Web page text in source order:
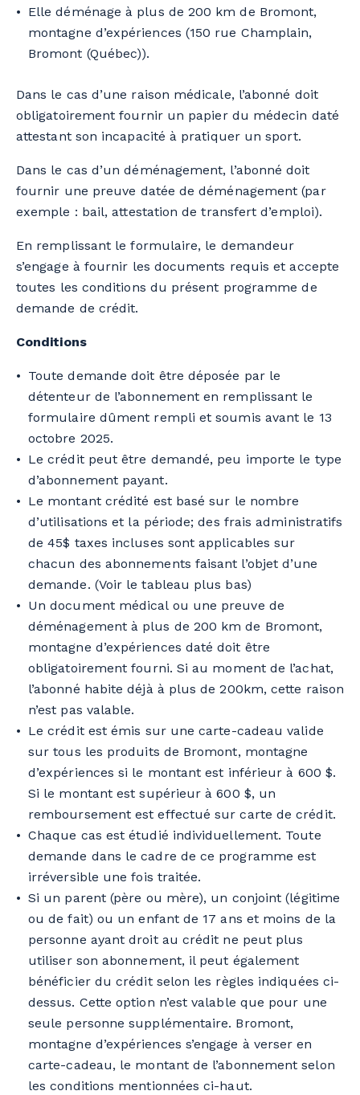
Elle déménage à plus de 200 km de Bromont,
montagne d’expériences (150 rue Champlain,
Bromont (Québec)).
Dans le cas d’une raison médicale, l’abonné doit
obligatoirement fournir un papier du médecin daté
attestant son incapacité à pratiquer un sport.
Dans le cas d’un déménagement, l’abonné doit
fournir une preuve datée de déménagement (par
exemple : bail, attestation de transfert d’emploi).
En remplissant le formulaire, le demandeur
s’engage à fournir les documents requis et accepte
toutes les conditions du présent programme de
demande de crédit.
Conditions
Toute demande doit être déposée par le
détenteur de l’abonnement en remplissant le
formulaire dûment rempli et soumis avant le 13
octobre 2025.
Le crédit peut être demandé, peu importe le type
d’abonnement payant.
Le montant crédité est basé sur le nombre
d’utilisations et la période; des frais administratifs
de 45$ taxes incluses sont applicables sur
chacun des abonnements faisant l’objet d’une
demande. (Voir le tableau plus bas)
Un document médical ou une preuve de
déménagement à plus de 200 km de Bromont,
montagne d’expériences daté doit être
obligatoirement fourni. Si au moment de l’achat,
l’abonné habite déjà à plus de 200km, cette raison
n’est pas valable.
Le crédit est émis sur une carte-cadeau valide
sur tous les produits de Bromont, montagne
d’expériences si le montant est inférieur à 600 $.
Si le montant est supérieur à 600 $, un
remboursement est effectué sur carte de crédit.
Chaque cas est étudié individuellement. Toute
demande dans le cadre de ce programme est
irréversible une fois traitée.
Si un parent (père ou mère), un conjoint (légitime
ou de fait) ou un enfant de 17 ans et moins de la
personne ayant droit au crédit ne peut plus
utiliser son abonnement, il peut également
bénéficier du crédit selon les règles indiquées ci-
dessus. Cette option n’est valable que pour une
seule personne supplémentaire. Bromont,
montagne d’expériences s’engage à verser en
carte-cadeau, le montant de l’abonnement selon
les conditions mentionnées ci-haut.